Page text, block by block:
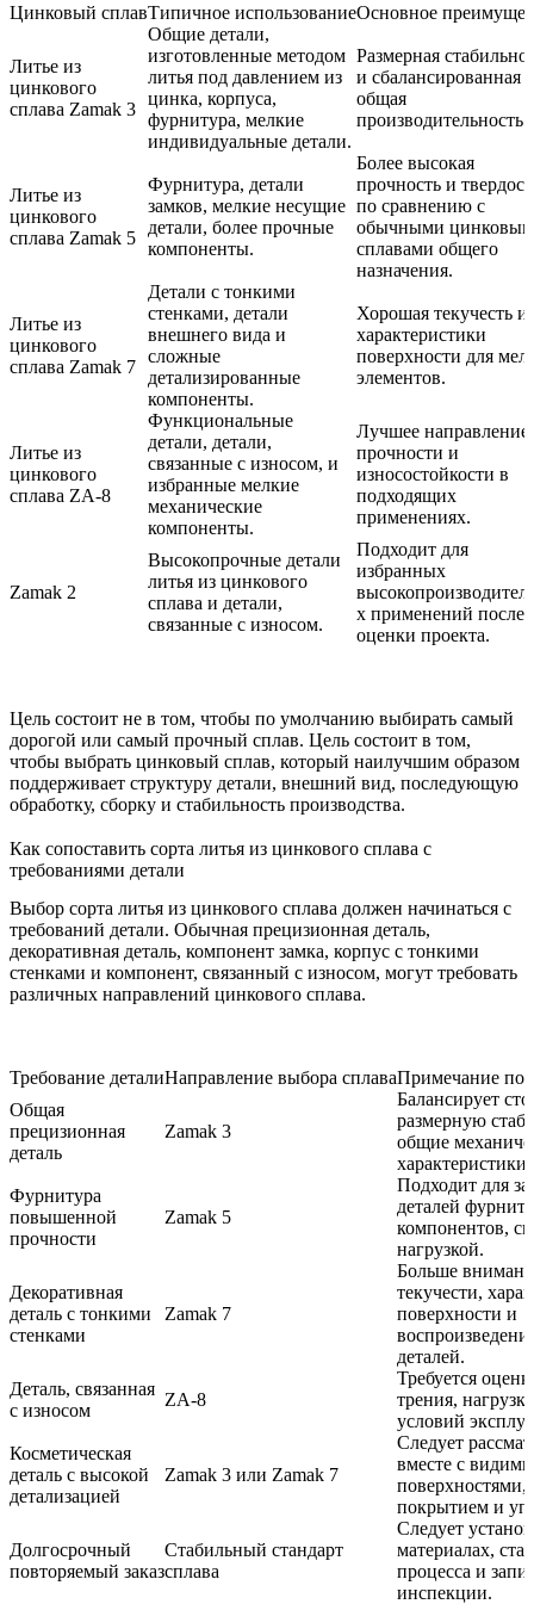
Цинковый сплавТипичное использованиеОсновное
Литье из
цинкового
сплава Zamak 3
Общие детали,
изготовленные методом
литья под давлением из
цинка, корпуса,
фурнитура, мелкие
индивидуальные детали.
Размерная
и сбалансированная
общая
производительность.
Литье из
цинкового
сплава Zamak 5
Фурнитура, детали
замков, мелкие несущие
детали, более прочные
компоненты.
Более высокая
прочность и
по сравнению с
обычными
сплавами общего
назначения.
Литье из
цинкового
сплава Zamak 7
Детали с тонкими
стенками, детали
внешнего вида и
сложные
детализированные
компоненты.
Хорошая текучесть и
характеристики
поверхности для
элементов.
Литье из
цинкового
сплава ZA-8
Функциональные
детали, детали,
связанные с износом, и
избранные мелкие
механические
компоненты.
Лучшее направление
прочности и
износостойкости в
подходящих
применениях.
Zamak 2
Высокопрочные детали
литья из цинкового
сплава и детали,
связанные с износом.
Подходит для
избранных
х применений после
оценки проекта.
Цель состоит не в том, чтобы по умолчанию выбирать самый
дорогой или самый прочный сплав. Цель состоит в том,
чтобы выбрать цинковый сплав, который наилучшим образом
поддерживает структуру детали, внешний вид, последующую
обработку, сборку и стабильность производства.
Как сопоставить сорта литья из цинкового сплава с
требованиями детали
Выбор сорта литья из цинкового сплава должен начинаться с
требований детали. Обычная прецизионная деталь,
декоративная деталь, компонент замка, корпус с тонкими
стенками и компонент, связанный с износом, могут требовать
различных направлений цинкового сплава.
Требование деталиНаправление выбора сплаваПримечание по
Общая
прецизионная
деталь
Zamak 3
Балансирует
размерную
общие
характеристики.
Фурнитура
повышенной
прочности
Zamak 5
Подходит для
деталей
компонентов,
нагрузкой.
Декоративная
деталь с тонкими
стенками
Zamak 7
Больше
текучести,
поверхности и
деталей.
Деталь, связанная
с износом
ZA-8
Требуется
трения,
условий
Косметическая
деталь с высокой
детализацией
Zamak 3 или Zamak 7
Следует
вместе с
поверхностями,
покрытием и
Долгосрочный
повторяемый заказ
Стабильный стандарт
сплава
Следует
материалах,
процесса и
инспекции.